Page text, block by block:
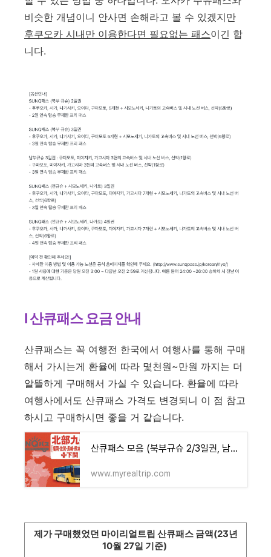
비슷한 개념이니 안사면 손해라고 볼 수 있겠지만
후쿠오카 시내만 이용한다면 필요없는 패스이긴 합
니다.
l 산큐패스 요금 안내
산큐패스는 꼭 여행전 한국에서 여행사를 통해 구매
해서 가시는게 환율에 따라 몇천원~만원 까지는 더
알뜰하게 구매해서 가실 수 있습니다. 환율에 따라
여행사에서도 산큐패스 가격도 변경되니 이 점 참고
하시고 구매하시면 좋을 거 같습니다.
산큐패스 모음 (북부규슈 2/3일권, 남부규슈 3일권, 전규슈 3/4일권)
www.myrealtrip.com
제가 구매했었던 마이리얼트립 산큐패스 금액(23년
10월 27일 기준)